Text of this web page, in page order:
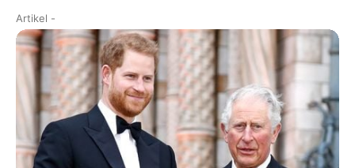
Artikel -